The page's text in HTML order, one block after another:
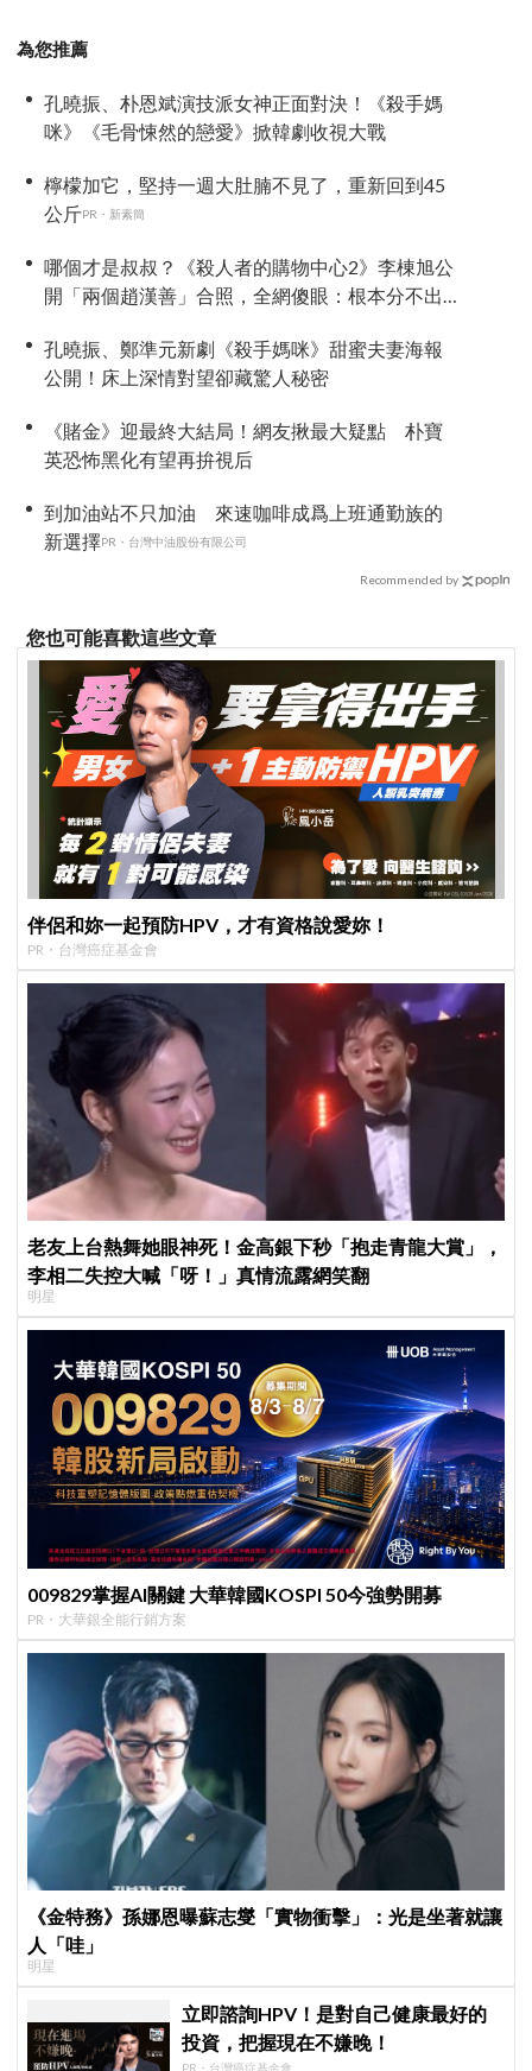
為您推薦
孔曉振、朴恩斌演技派女神正面對決！《殺手媽
咪》《毛骨悚然的戀愛》掀韓劇收視大戰
檸檬加它，堅持一週大肚腩不見了，重新回到45
公斤PR・新素簡
哪個才是叔叔？《殺人者的購物中心2》李棟旭公
開「兩個趙漢善」合照，全網傻眼：根本分不出
孔曉振、鄭準元新劇《殺手媽咪》甜蜜夫妻海報
公開！床上深情對望卻藏驚人秘密
《賭金》迎最終大結局！網友揪最大疑點 朴寶
英恐怖黑化有望再拚視后
到加油站不只加油 來速咖啡成爲上班通勤族的
新選擇PR・台灣中油股份有限公司
Recommended by
您也可能喜歡這些文章
伴侶和妳一起預防HPV，才有資格說愛妳！
PR・台灣癌症基金會
老友上台熱舞她眼神死！金高銀下秒「抱走青龍大賞」，
李相二失控大喊「呀！」真情流露網笑翻
明星
009829掌握AI關鍵 大華韓國KOSPI 50今強勢開募
PR・大華銀全能行銷方案
《金特務》孫娜恩曝蘇志燮「實物衝擊」：光是坐著就讓
人「哇」
明星
立即諮詢HPV！是對自己健康最好的
投資，把握現在不嫌晚！
PR・台灣癌症基金會